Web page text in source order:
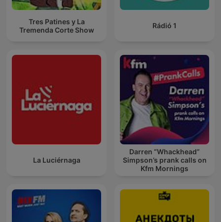
Tres Patines y La
Tremenda Corte Show
Rádió 1
La Luciérnaga
Darren “Whackhead”
Simpson’s prank calls on
Kfm Mornings